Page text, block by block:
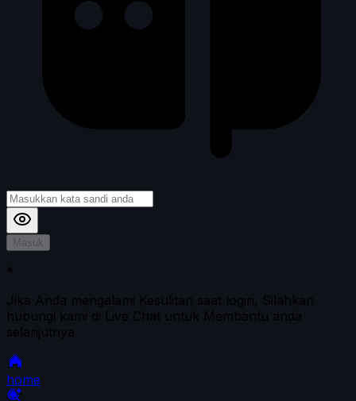
Masuk
*
Jika Anda mengalami Kesulitan saat login, Silahkan
hubungi kami di Live Chat untuk Membantu anda
selanjutnya
home